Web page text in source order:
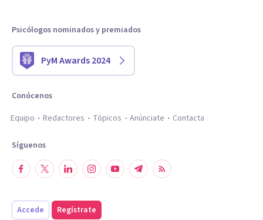
Psicólogos nominados y premiados
PyM Awards 2024
Conócenos
Equipo
Redactores Tópicos Anúnciate Contacta
Síguenos
Accede Regístrate